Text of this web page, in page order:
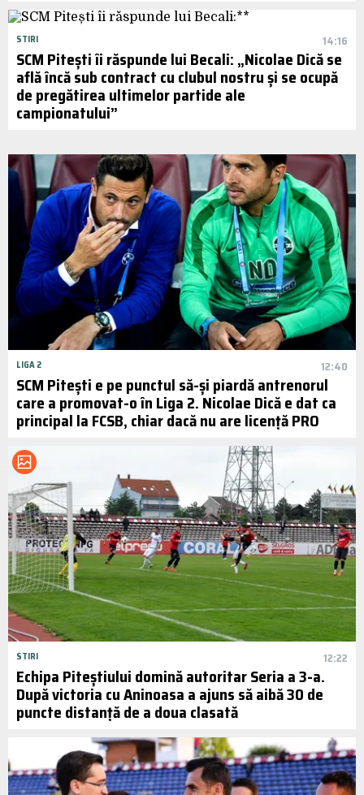
STIRI 14:16
SCM Pitești îi răspunde lui Becali: „Nicolae Dică se
află încă sub contract cu clubul nostru și se ocupă
de pregătirea ultimelor partide ale
campionatului”
LIGA 2 12:40
SCM Pitești e pe punctul să-și piardă antrenorul
care a promovat-o în Liga 2. Nicolae Dică e dat ca
principal la FCSB, chiar dacă nu are licență PRO
STIRI 12:22
Echipa Piteștiului domină autoritar Seria a 3-a.
După victoria cu Aninoasa a ajuns să aibă 30 de
puncte distanță de a doua clasată